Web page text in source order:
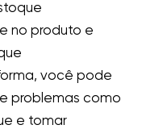
no produto e
você pode
problemas como
e tomar